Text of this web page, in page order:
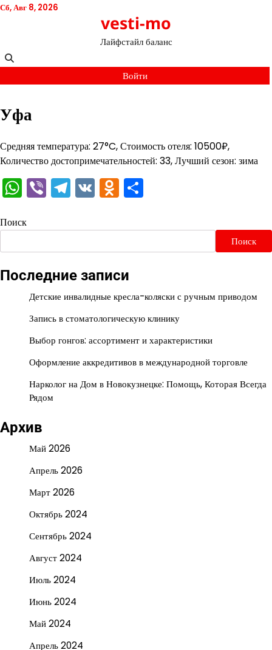
Перейти
Сб, Авг 8, 2026
vesti-mo
Лайфстайл баланс
Войти
Уфа
Средняя температура: 27°C, Стоимость отеля: 10500₽,
Количество достопримечательностей: 33, Лучший сезон: зима
WhatsApp
ViberTelegram
VKOdnoklassniki
Поиск
Поиск
Последние записи
Детские инвалидные кресла-коляски с ручным приводом
Запись в стоматологическую клинику
Выбор гонгов: ассортимент и характеристики
Оформление аккредитивов в международной торговле
Нарколог на Дом в Новокузнецке: Помощь, Которая Всегда
Рядом
Архив
Май 2026
Апрель 2026
Март 2026
Октябрь 2024
Сентябрь 2024
Август 2024
Июль 2024
Июнь 2024
Май 2024
Апрель 2024